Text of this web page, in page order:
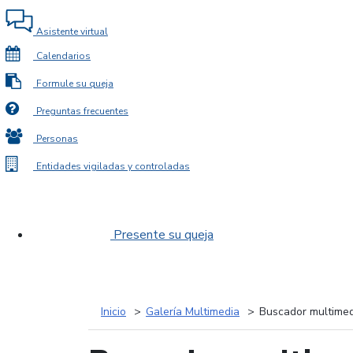
Asistente virtual
Calendarios
Formule su queja
Preguntas frecuentes
Personas
Entidades vigiladas y controladas
Presente su queja
Inicio Galería Multimedia Buscador